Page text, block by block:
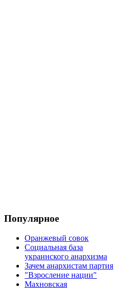
Популярное
Оранжевый совок
Социальная база
украинского анархизма
Зачем анархистам партия
"Взросление нации"
Махновская